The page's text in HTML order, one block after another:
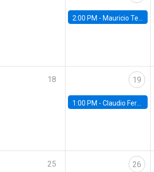
2:00 PM - Mauricio Tejada, UDP
18 19
1:00 PM - Claudio Ferraz, British Columbia
25 26